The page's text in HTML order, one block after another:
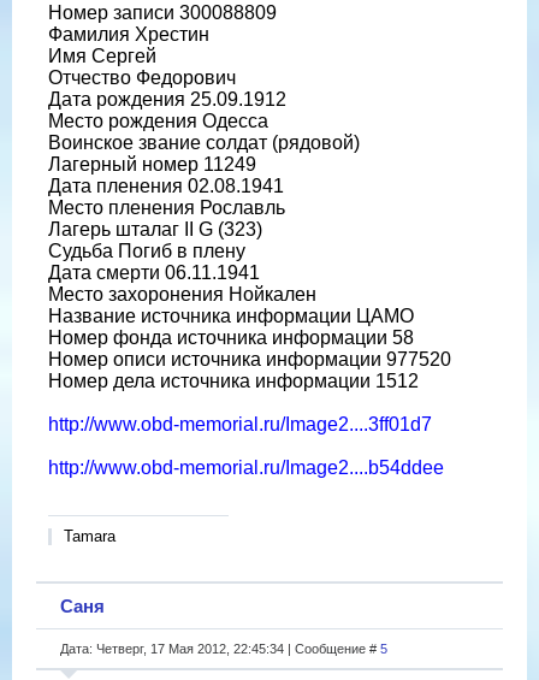
Номер записи 300088809
Фамилия Хрестин
Имя Сергей
Отчество Федорович
Дата рождения 25.09.1912
Место рождения Одесса
Воинское звание солдат (рядовой)
Лагерный номер 11249
Дата пленения 02.08.1941
Место пленения Рославль
Лагерь шталаг II G (323)
Судьба Погиб в плену
Дата смерти 06.11.1941
Место захоронения Нойкален
Название источника информации ЦАМО
Номер фонда источника информации 58
Номер описи источника информации 977520
Номер дела источника информации 1512
http://www.obd-memorial.ru/Image2....3ff01d7
http://www.obd-memorial.ru/Image2....b54ddee
Tamara
Саня
Дата: Четверг, 17 Мая 2012, 22:45:34 | Сообщение # 5